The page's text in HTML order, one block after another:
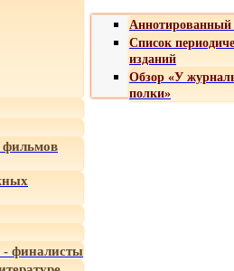
Аннотированный
Список
изданий
Обзор «У
полки»
- финалисты